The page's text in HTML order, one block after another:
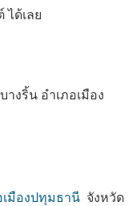
ได้เลย
างริ้น อำเภอเมือง
เมืองปทุมธานี จังหวัด